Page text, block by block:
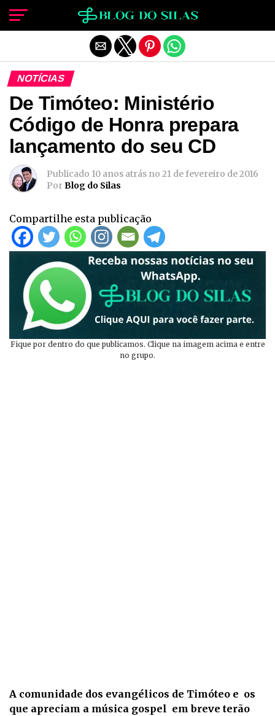
NOTÍCIAS
De Timóteo: Ministério
Código de Honra prepara
lançamento do seu CD
Publicado 10 anos atrás no 21 de fevereiro de 2016
PorBlog do Silas
Compartilhe esta publicação
Fique por dentro do que publicamos. Clique na imagem acima e entre
no grupo.
A comunidade dos evangélicos de Timóteo e os
que apreciam a música gospel em breve terão
Sair da versão mobile